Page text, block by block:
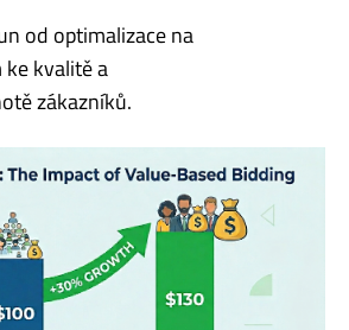
od optimalizace na
kvalitě a
zákazníků.